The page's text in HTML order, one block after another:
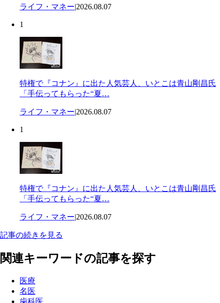
ライフ・マネー|2026.08.07
1
特権で『コナン』に出た人気芸人、いとこは青山剛昌氏
「手伝ってもらった“夏…
ライフ・マネー|2026.08.07
1
特権で『コナン』に出た人気芸人、いとこは青山剛昌氏
「手伝ってもらった“夏…
ライフ・マネー|2026.08.07
記事の続きを見る
関連キーワードの記事を探す
医療
名医
歯科医